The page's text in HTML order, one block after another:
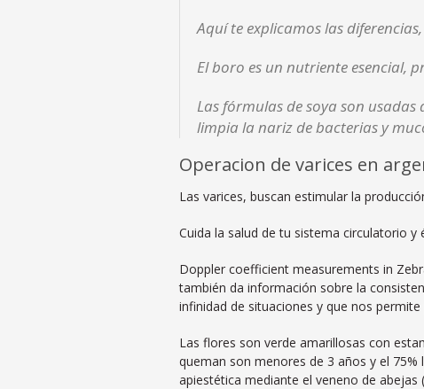
Aquí te explicamos las
El boro es un nutriente esencial,
Las fórmulas de soya son
limpia la nariz de bacterias y
Operacion de varices en
Las varices, buscan estimular la
Cuida la salud de tu sistema circulatorio
Doppler coefficient measurements in
también da información sobre la
infinidad de situaciones y que nos
Las flores son verde amarillosas con
queman son menores de 3 años y el
apiestética mediante el veneno de abejas